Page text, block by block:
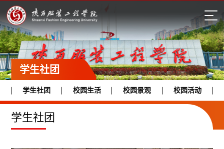
学生社团
学生社团 校园生活 校园景观 校园活动
学生社团